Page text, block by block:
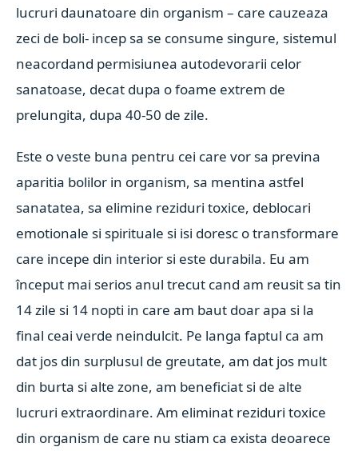
lucruri daunatoare din organism – care cauzeaza
zeci de boli- incep sa se consume singure, sistemul
neacordand permisiunea autodevorarii celor
sanatoase, decat dupa o foame extrem de
prelungita, dupa 40-50 de zile.
Este o veste buna pentru cei care vor sa previna
aparitia bolilor in organism, sa mentina astfel
sanatatea, sa elimine reziduri toxice, deblocari
emotionale si spirituale si isi doresc o transformare
care incepe din interior si este durabila. Eu am
început mai serios anul trecut cand am reusit sa tin
14 zile si 14 nopti in care am baut doar apa si la
final ceai verde neindulcit. Pe langa faptul ca am
dat jos din surplusul de greutate, am dat jos mult
din burta si alte zone, am beneficiat si de alte
lucruri extraordinare. Am eliminat reziduri toxice
din organism de care nu stiam ca exista deoarece